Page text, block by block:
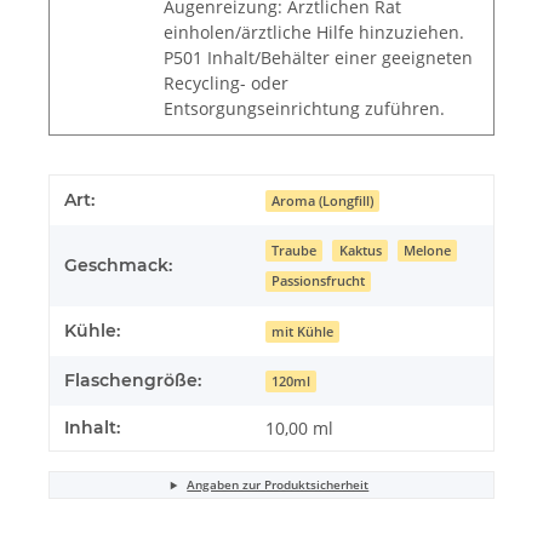
Augenreizung: Ärztlichen Rat
einholen/ärztliche Hilfe hinzuziehen.
P501 Inhalt/Behälter einer geeigneten
Recycling- oder
Entsorgungseinrichtung zuführen.
Art: Aroma (Longfill)
Geschmack:
Traube Kaktus
Melone
Passionsfrucht
Kühle: mit Kühle
Flaschengröße: 120ml
Inhalt: 10,00 ml
Angaben zur Produktsicherheit